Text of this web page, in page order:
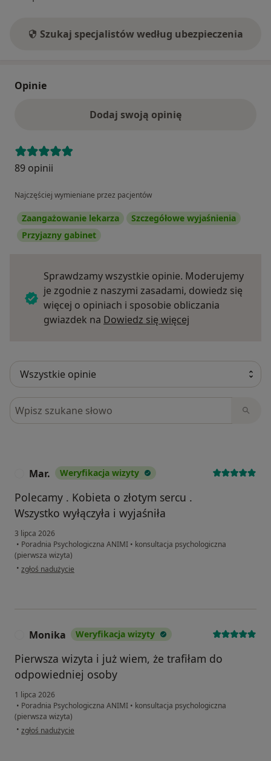
Szukaj specjalistów według ubezpieczenia
Opinie
Dodaj swoją opinię
89 opinii
Najczęściej wymieniane przez pacjentów
Zaangażowanie lekarza
Szczegółowe wyjaśnienia
Przyjazny gabinet
Sprawdzamy wszystkie opinie. Moderujemy
je zgodnie z naszymi zasadami, dowiedz się
więcej o opiniach i sposobie obliczania
gwiazdek na Dowiedz się więcej
Szukaj w opiniach
Mar. Weryfikacja wizyty
Polecamy . Kobieta o złotym sercu .
Wszystko wyłączyła i wyjaśniła
3 lipca 2026
• Poradnia Psychologiczna ANIMI • konsultacja psychologiczna
(pierwsza wizyta)
• w opinii użytkownika Mar.
zgłoś nadużycie
Monika Weryfikacja wizyty
Pierwsza wizyta i już wiem, że trafiłam do
odpowiedniej osoby
1 lipca 2026
• Poradnia Psychologiczna ANIMI • konsultacja psychologiczna
(pierwsza wizyta)
• w opinii użytkownika Monika
zgłoś nadużycie